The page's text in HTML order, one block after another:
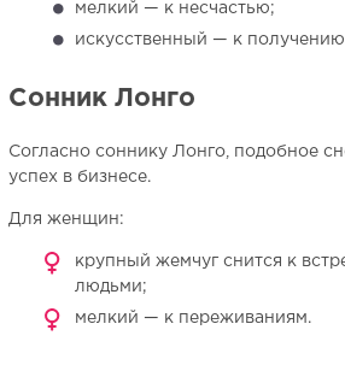
мелкий — к несчастью;
искусственный — к
Сонник Лонго
Согласно соннику Лонго, подобное
успех в бизнесе.
Для женщин:
крупный жемчуг снится к
людьми;
мелкий — к переживаниям.